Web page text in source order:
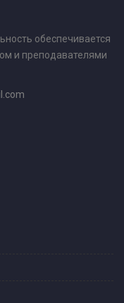
обеспечивается
и преподавателями